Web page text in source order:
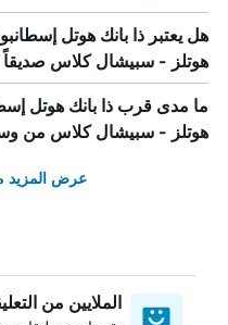
هل يعتبر ذا بانك هوتل
هوتلز - سبيشال كلاس صديقاً
ما مدى قرب ذا بانك هوتل
هوتلز - سبيشال كلاس من
عرض المزيد
الملايين من